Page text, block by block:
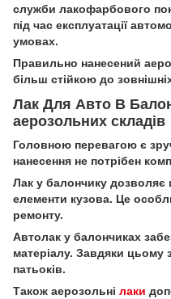
служби лакофарбового
під час експлуатації
умовах.
Правильно нанесений
більш стійкою до
Лак Для Авто В
аерозольних складів
Головною перевагою є
нанесення не потрібен
Лак у балончику
елементи кузова. Це
ремонту.
Автолак у балончиках
матеріалу. Завдяки цьому
патьоків.
Також аерозольні лаки